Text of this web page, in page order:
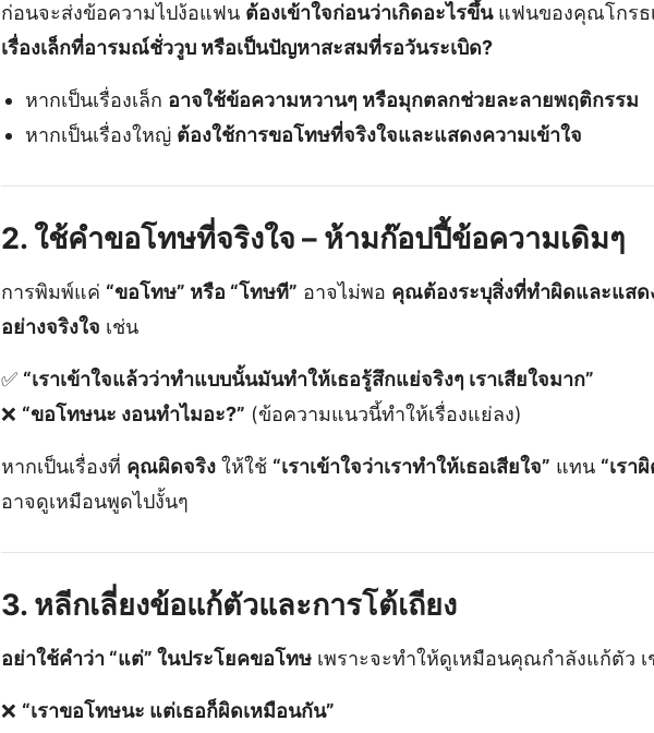
ก่อนจะส่งข้อความไปง้อแฟน ต้องเข้าใจก่อนว่าเกิดอะไรขึ้นแฟนของคุณโกรธ
เรื่องเล็กที่อารมณ์ชั่ววูบ หรือเป็นปัญหาสะสมที่รอวันระเบิด?
หากเป็นเรื่องเล็ก อาจใช้ข้อความหวานๆ หรือมุกตลกช่วยละลายพฤติกรรม
หากเป็นเรื่องใหญ่ ต้องใช้การขอโทษที่จริงใจและแสดงความเข้าใจ
2. ใช้คำขอโทษที่จริงใจ – ห้ามก๊อปปี้ข้อความเดิมๆ
การพิมพ์แค่ “ขอโทษ” หรือ “โทษที” อาจไม่พอ คุณต้องระบุสิ่งที่ทำผิดและแสด
อย่างจริงใจ เช่น
✅ “เราเข้าใจแล้วว่าทำแบบนั้นมันทำให้เธอรู้สึกแย่จริงๆ เราเสียใจมาก”
❌ “ขอโทษนะ งอนทำไมอะ?” (ข้อความแนวนี้ทำให้เรื่องแย่ลง)
หากเป็นเรื่องที่ คุณผิดจริง ให้ใช้ “เราเข้าใจว่าเราทำให้เธอเสียใจ” แทน “เรา
อาจดูเหมือนพูดไปงั้นๆ
3. หลีกเลี่ยงข้อแก้ตัวและการโต้เถียง
อย่าใช้คำว่า “แต่” ในประโยคขอโทษ เพราะจะทำให้ดูเหมือนคุณกำลังแก้ตัว
❌ “เราขอโทษนะ แต่เธอก็ผิดเหมือนกัน”